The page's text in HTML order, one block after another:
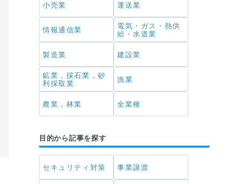
小売業 運送業
情報通信業
電気・ガス・熱供
給・水道業
製造業 建設業
鉱業，採石業，砂
利採取業
漁業
農業，林業 全業種
目的から記事を探す
セキュリティ対策 事業譲渡